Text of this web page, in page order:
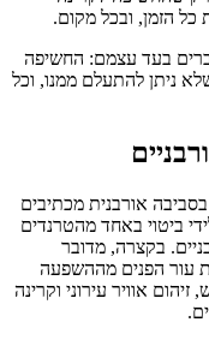
הזמן, ובכל מקום.
בעד עצמם: החשיפה
ניתן להתעלם ממנו, וכל
אורבנית מכתיבים
ביטוי באחד מהטרנדים
בקצרה, מדובר
עור הפנים מההשפעה
אוויר עירוני וקרינה